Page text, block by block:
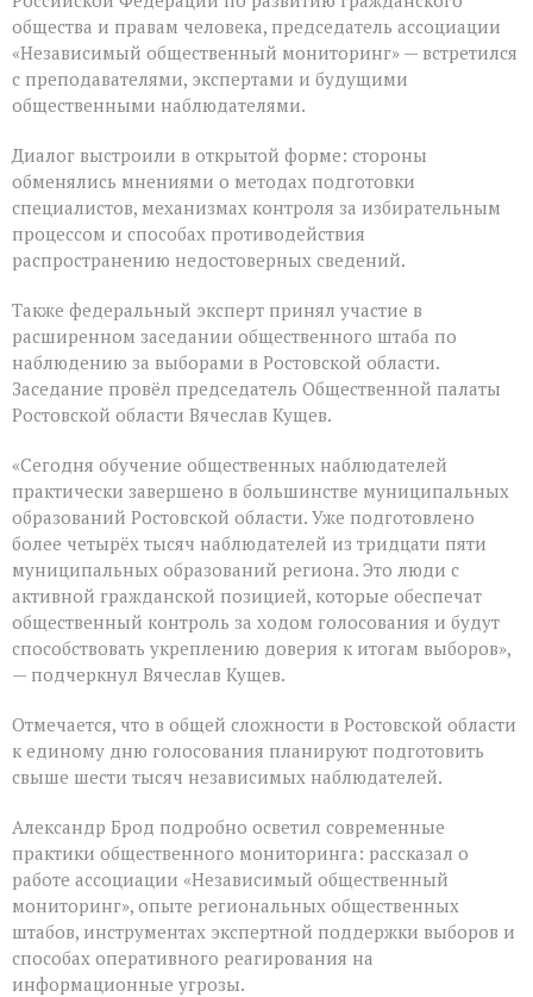
общества и правам человека, председатель ассоциации
«Независимый общественный мониторинг» — встретился
с преподавателями, экспертами и будущими
общественными наблюдателями.
Диалог выстроили в открытой форме: стороны
обменялись мнениями о методах подготовки
специалистов, механизмах контроля за избирательным
процессом и способах противодействия
распространению недостоверных сведений.
Также федеральный эксперт принял участие в
расширенном заседании общественного штаба по
наблюдению за выборами в Ростовской области.
Заседание провёл председатель Общественной палаты
Ростовской области Вячеслав Кущев.
«Сегодня обучение общественных наблюдателей
практически завершено в большинстве муниципальных
образований Ростовской области. Уже подготовлено
более четырёх тысяч наблюдателей из тридцати пяти
муниципальных образований региона. Это люди с
активной гражданской позицией, которые обеспечат
общественный контроль за ходом голосования и будут
способствовать укреплению доверия к итогам выборов»,
— подчеркнул Вячеслав Кущев.
Отмечается, что в общей сложности в Ростовской области
к единому дню голосования планируют подготовить
свыше шести тысяч независимых наблюдателей.
Александр Брод подробно осветил современные
практики общественного мониторинга: рассказал о
работе ассоциации «Независимый общественный
мониторинг», опыте региональных общественных
штабов, инструментах экспертной поддержки выборов и
способах оперативного реагирования на
информационные угрозы.